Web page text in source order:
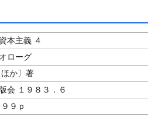
本主義 ４
ローグ
ほか〕著
会 １９８３．６
９ｐ